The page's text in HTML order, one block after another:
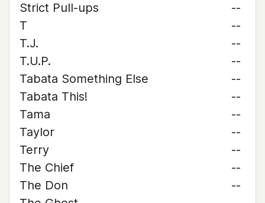
Strict Pull-ups
--
T
--
T.J.
--
T.U.P.
--
Tabata Something Else
--
Tabata This!
--
Tama
--
Taylor
--
Terry
--
The Chief
--
The Don
--